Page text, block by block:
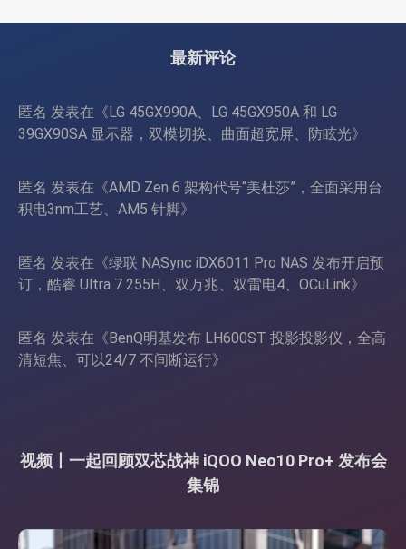
最新评论
匿名 发表在《 LG 45GX990A、LG 45GX950A 和 LG
39GX90SA 显示器，双模切换、曲面超宽屏、防眩光》
匿名 发表在《AMD Zen 6 架构代号“美杜莎”，全面采用台
积电3nm工艺、AM5 针脚》
匿名 发表在《绿联 NASync iDX6011 Pro NAS 发布开启预
订，酷睿 Ultra 7 255H、双万兆、双雷电4、OCuLink》
匿名 发表在《 BenQ明基发布 LH600ST 投影投影仪，全高
清短焦、可以24/7 不间断运行》
视频丨一起回顾双芯战神 iQOO Neo10 Pro+ 发布会
集锦
视